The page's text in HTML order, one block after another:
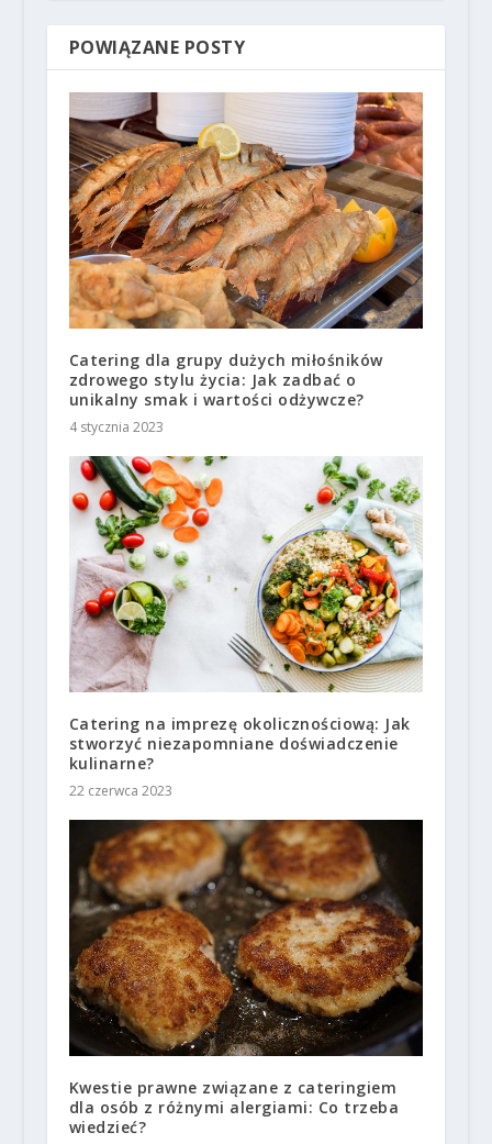
POWIĄZANE POSTY
Catering dla grupy dużych miłośników
zdrowego stylu życia: Jak zadbać o
unikalny smak i wartości odżywcze?
4 stycznia 2023
Catering na imprezę okolicznościową: Jak
stworzyć niezapomniane doświadczenie
kulinarne?
22 czerwca 2023
Kwestie prawne związane z cateringiem
dla osób z różnymi alergiami: Co trzeba
wiedzieć?